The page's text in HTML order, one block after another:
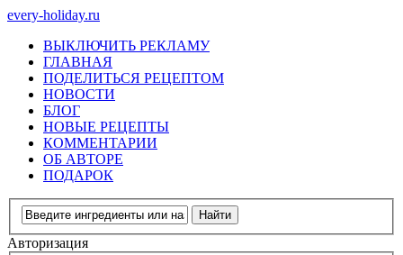
every-holiday.ru
ВЫКЛЮЧИТЬ РЕКЛАМУ
ГЛАВНАЯ
ПОДЕЛИТЬСЯ РЕЦЕПТОМ
НОВОСТИ
БЛОГ
НОВЫЕ РЕЦЕПТЫ
КОММЕНТАРИИ
ОБ АВТОРЕ
ПОДАРОК
Авторизация